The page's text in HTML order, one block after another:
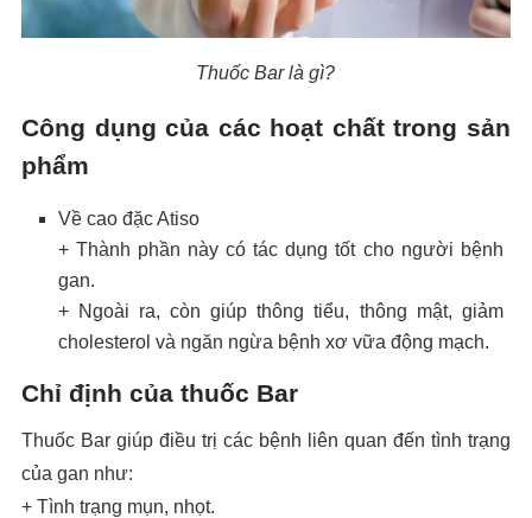
Thuốc Bar là gì?
Công dụng của các hoạt chất trong sản
phẩm
Về cao đặc Atiso
+ Thành phần này có tác dụng tốt cho người bệnh
gan.
+ Ngoài ra, còn giúp thông tiểu, thông mật, giảm
cholesterol và ngăn ngừa bệnh xơ vữa động mạch.
Chỉ định của thuốc Bar
Thuốc Bar giúp điều trị các bệnh liên quan đến tình trạng
của gan như:
+ Tình trạng mụn, nhọt.